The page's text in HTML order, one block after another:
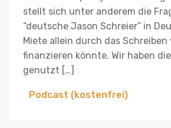
stellt sich unter anderem die
“deutsche Jason Schreier” in
Miete allein durch das Schreiben
finanzieren könnte. Wir haben
genutzt […]
Podcast (kostenfrei)